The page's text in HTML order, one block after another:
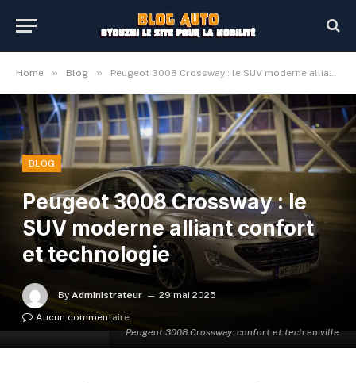
Home » Blog » Peugeot 3008 Crossway : le SUV moderne alliant confort et technologie
Peugeot 3008 Crossway: confort et tech en ville
BLOG
Peugeot 3008 Crossway : le
SUV moderne alliant confort
et technologie
By Administrateur
29 mai 2025
Aucun commentaire